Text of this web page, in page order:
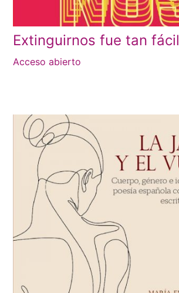
Extinguirnos fue tan fácil
Acceso abierto